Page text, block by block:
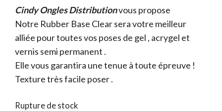
Cindy Ongles Distributionvous propose
Notre Rubber Base Clear sera votre meilleur
alliée pour toutes vos poses de gel , acrygel et
vernis semi permanent .
Elle vous garantira une tenue à toute épreuve !
Texture très facile poser .
Rupture de stock